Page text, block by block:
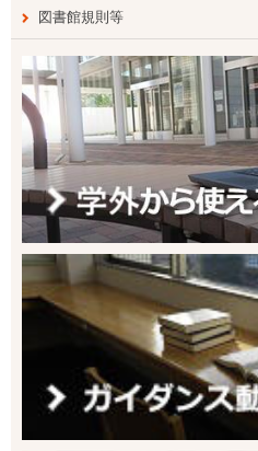
図書館規則等